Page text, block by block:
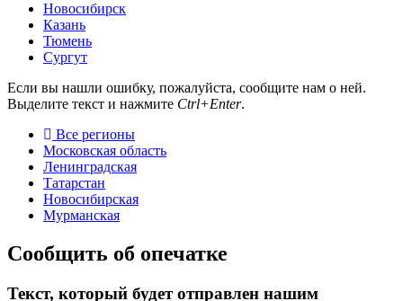
Новосибирск
Казань
Тюмень
Сургут
Если вы нашли ошибку, пожалуйста, сообщите нам о ней.
Выделите текст и нажмите Ctrl+Enter.
Все регионы
Московская область
Ленинградская
Татарстан
Новосибирская
Мурманская
Сообщить об опечатке
Текст, который будет отправлен нашим